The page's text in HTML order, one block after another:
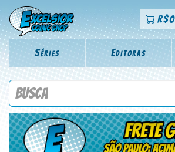
R$0
Séries Editoras
Procure por título da revista,